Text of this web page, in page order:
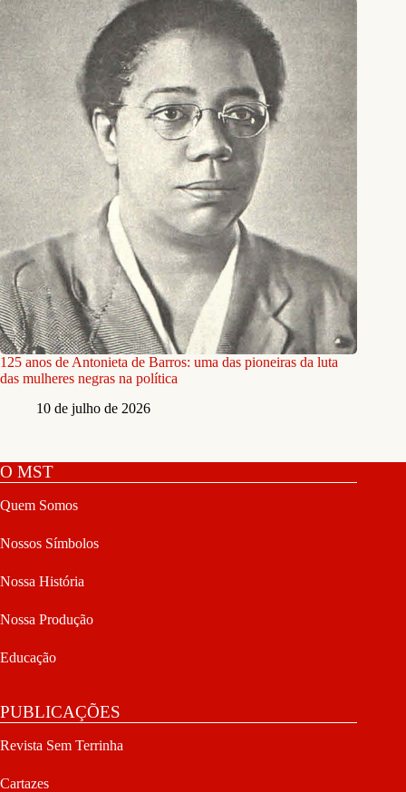
125 anos de Antonieta de Barros: uma das pioneiras da luta
das mulheres negras na política
10 de julho de 2026
O MST
Quem Somos
Nossos Símbolos
Nossa História
Nossa Produção
Educação
PUBLICAÇÕES
Revista Sem Terrinha
Cartazes